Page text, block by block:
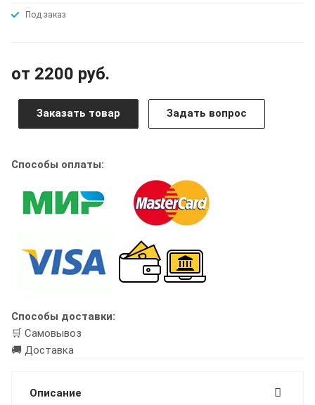
Под заказ
от 2200 руб.
Заказать товар Задать вопрос
Способы оплаты:
Способы доставки:
🛒 Самовывоз
🚚 Доставка
Описание